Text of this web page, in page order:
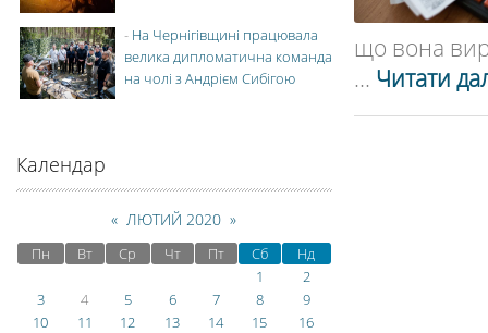
що вона
... Читати
- На Чернігівщині працювала
велика дипломатична команда
на чолі з Андрієм Сибігою
Календар
« ЛЮТИЙ 2020 »
Пн Вт Ср Чт Пт Сб
Нд
1
2
3
4 5 6 7 8
9
10
11 12 13 14 15
16